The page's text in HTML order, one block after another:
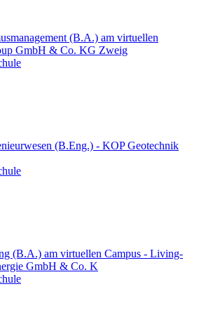
(B.A.) am virtuellen
GmbH & Co. KG Zweig
(B.Eng.) - KOP Geotechnik
(B.A.) am virtuellen Campus - Living-
GmbH & Co. K